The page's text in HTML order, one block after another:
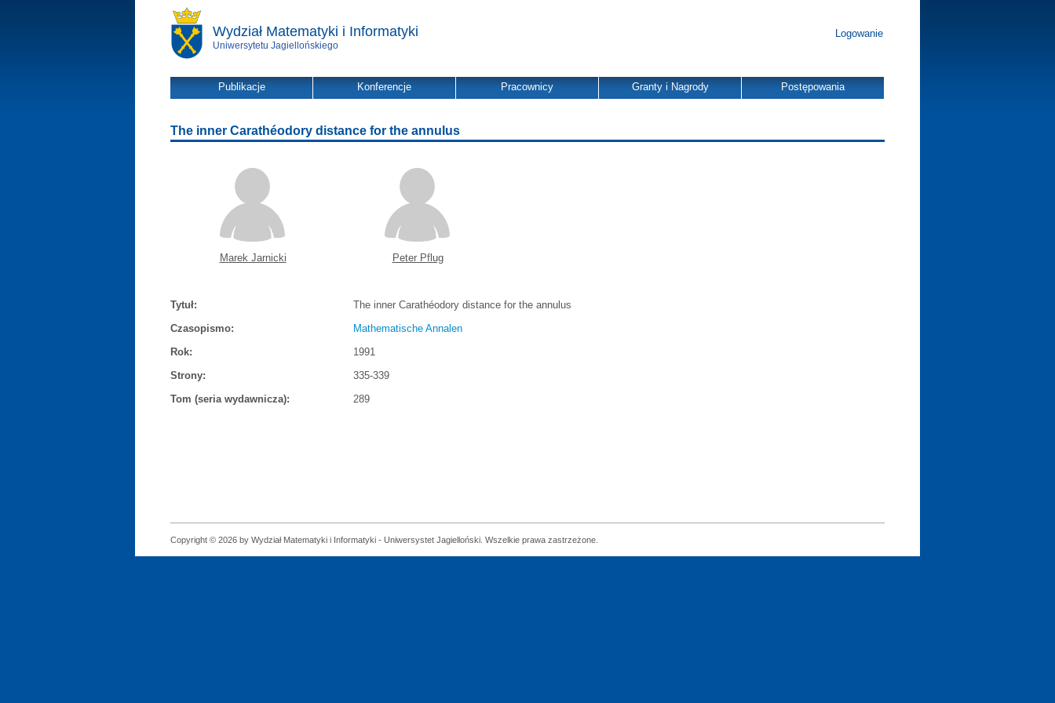
Wydział Matematyki i Informatyki
Uniwersytetu Jagiellońskiego
Logowanie
Publikacje Konferencje Pracownicy Granty i Nagrody Postępowania
The inner Carathéodory distance for the annulus
Marek Jarnicki Peter Pflug
Tytuł:
The inner Carathéodory distance for the annulus
Czasopismo:
Mathematische Annalen
Rok:
1991
Strony:
335-339
Tom (seria wydawnicza):
289
Copyright © 2026 by Wydział Matematyki i Informatyki - Uniwersystet Jagielloński. Wszelkie prawa zastrzeżone.